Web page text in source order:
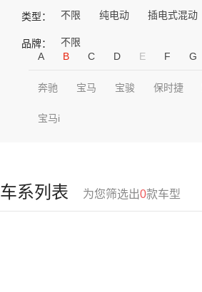
类型： 不限 纯电动 插电式混动
品牌：
不限
A
B C D E F G
奔驰 宝马 宝骏 保时捷
宝马i
车系列表 为您筛选出0款车型